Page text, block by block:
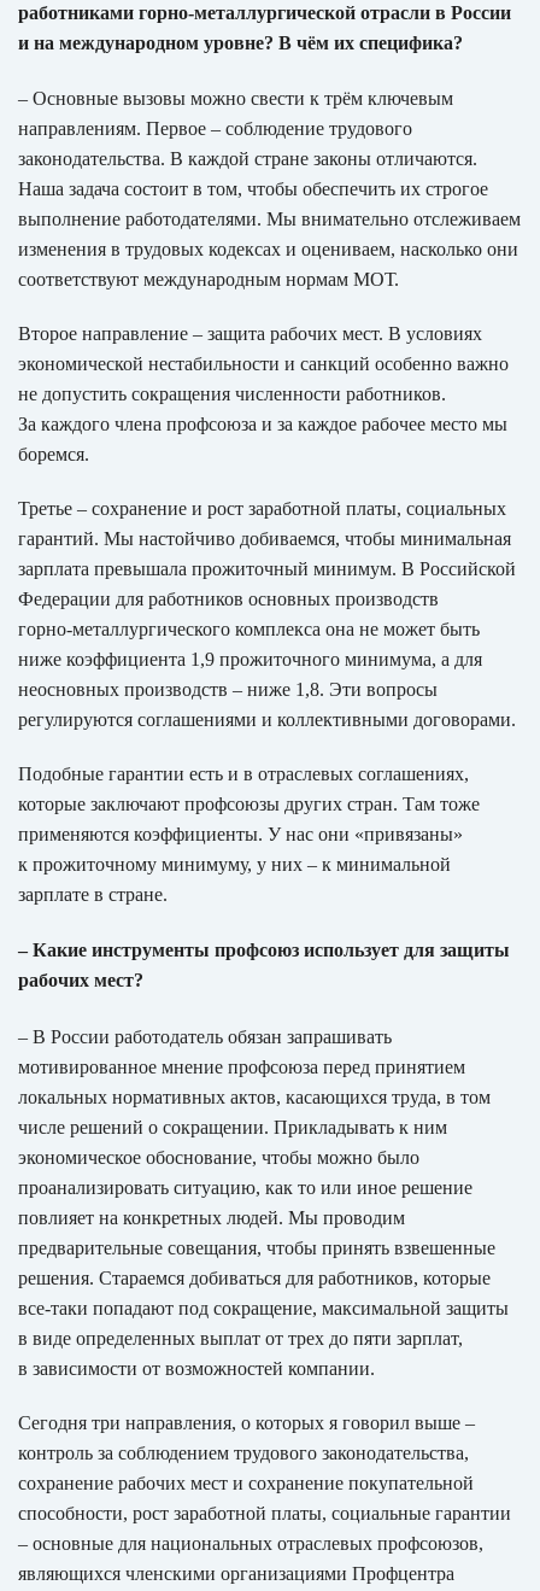
работниками горно‑металлургической отрасли в России
и на международном уровне? В чём их специфика?
– Основные вызовы можно свести к трём ключевым
направлениям. Первое – соблюдение трудового
законодательства. В каждой стране законы отличаются.
Наша задача состоит в том, чтобы обеспечить их строгое
выполнение работодателями. Мы внимательно отслеживаем
изменения в трудовых кодексах и оцениваем, насколько они
соответствуют международным нормам МОТ.
Второе направление – защита рабочих мест. В условиях
экономической нестабильности и санкций особенно важно
не допустить сокращения численности работников.
За каждого члена профсоюза и за каждое рабочее место мы
боремся.
Третье – сохранение и рост заработной платы, социальных
гарантий. Мы настойчиво добиваемся, чтобы минимальная
зарплата превышала прожиточный минимум. В Российской
Федерации для работников основных производств
горно‑металлургического комплекса она не может быть
ниже коэффициента 1,9 прожиточного минимума, а для
неосновных производств – ниже 1,8. Эти вопросы
регулируются соглашениями и коллективными договорами.
Подобные гарантии есть и в отраслевых соглашениях,
которые заключают профсоюзы других стран. Там тоже
применяются коэффициенты. У нас они «привязаны»
к прожиточному минимуму, у них – к минимальной
зарплате в стране.
– Какие инструменты профсоюз использует для защиты
рабочих мест?
– В России работодатель обязан запрашивать
мотивированное мнение профсоюза перед принятием
локальных нормативных актов, касающихся труда, в том
числе решений о сокращении. Прикладывать к ним
экономическое обоснование, чтобы можно было
проанализировать ситуацию, как то или иное решение
повлияет на конкретных людей. Мы проводим
предварительные совещания, чтобы принять взвешенные
решения. Стараемся добиваться для работников, которые
все-таки попадают под сокращение, максимальной защиты
в виде определенных выплат от трех до пяти зарплат,
в зависимости от возможностей компании.
Сегодня три направления, о которых я говорил выше –
контроль за соблюдением трудового законодательства,
сохранение рабочих мест и сохранение покупательной
способности, рост заработной платы, социальные гарантии
– основные для национальных отраслевых профсоюзов,
являющихся членскими организациями Профцентра